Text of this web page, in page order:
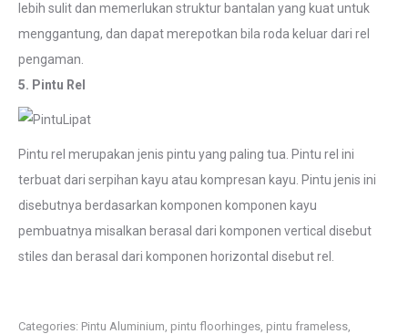
lebih sulit dan memerlukan struktur bantalan yang kuat untuk
menggantung, dan dapat merepotkan bila roda keluar dari rel
pengaman.
5. Pintu Rel
Pintu rel merupakan jenis pintu yang paling tua. Pintu rel ini
terbuat dari serpihan kayu atau kompresan kayu. Pintu jenis ini
disebutnya berdasarkan komponen komponen kayu
pembuatnya misalkan berasal dari komponen vertical disebut
stiles dan berasal dari komponen horizontal disebut rel.
Categories: Pintu Aluminium, pintu floorhinges, pintu frameless,